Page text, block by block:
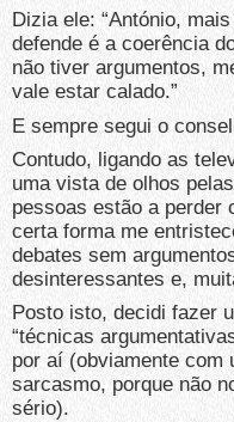
Dizia ele: “António,
defende é a coerência
não tiver argumentos,
vale estar calado.”
E sempre segui o
Contudo, ligando as
uma vista de olhos
pessoas estão a perder
certa forma me
debates sem
desinteressantes e,
Posto isto, decidi fazer
“técnicas
por aí (obviamente com
sarcasmo, porque não
sério).